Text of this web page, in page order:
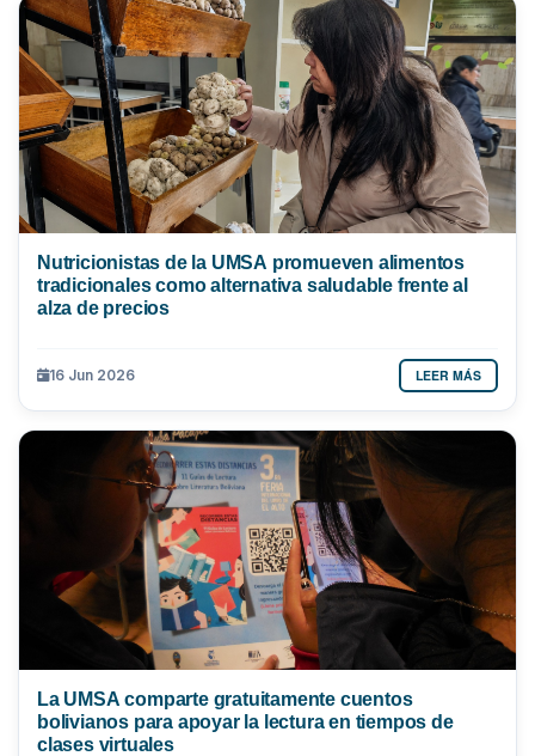
Nutricionistas de la UMSA promueven alimentos
tradicionales como alternativa saludable frente al
alza de precios
16 Jun 2026 LEER MÁS
La UMSA comparte gratuitamente cuentos
bolivianos para apoyar la lectura en tiempos de
clases virtuales